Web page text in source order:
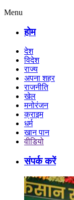
Menu
होम
देश
विदेश
राज्य
अपना शहर
राजनीति
खेल
मनोरंजन
क्राइम
धर्म
खान पान
वीडियो
संपर्क करें